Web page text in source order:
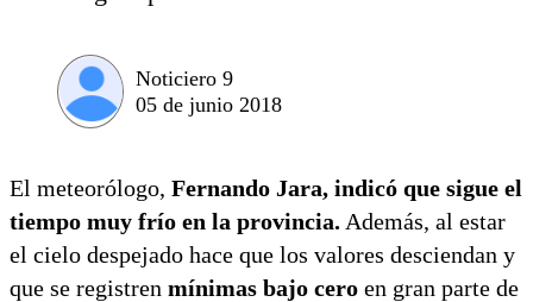
Noticiero 9
05 de junio 2018
El meteorólogo, Fernando Jara, indicó que sigue el
tiempo muy frío en la provincia. Además, al estar
el cielo despejado hace que los valores desciendan y
que se registren mínimas bajo cero en gran parte de